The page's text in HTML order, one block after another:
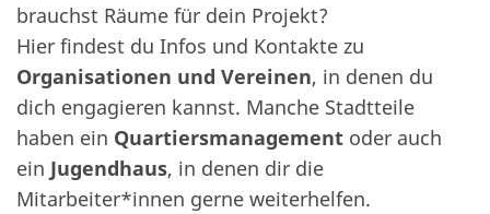
brauchst Räume für dein Projekt?
Hier findest du Infos und Kontakte zu
Organisationen und Vereinen, in denen du
dich engagieren kannst. Manche Stadtteile
haben ein Quartiersmanagement oder auch
ein Jugendhaus, in denen dir die
Mitarbeiter*innen gerne weiterhelfen.